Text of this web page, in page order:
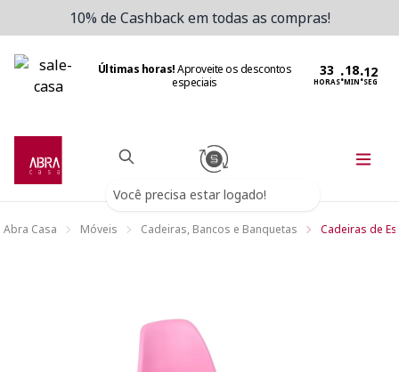
10% de Cashback em todas as compras!
Últimas horas!Aproveite os descontos
especiais
HORAS:MIN:SEG
Você precisa estar logado!
Abra Casa Móveis Cadeiras, Bancos e Banquetas Cadeiras de